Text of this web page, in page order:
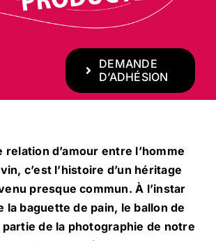
DEMANDE
D’ADHÉSION
relation d’amour entre l’homme
c’est l’histoire d’un héritage
presque commun. À l’instar
la baguette de pain, le ballon de
de la photographie de notre